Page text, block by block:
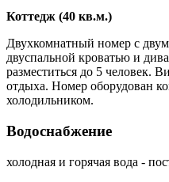
Коттедж (40 кв.м.)
Двухкомнатный номер с
двуспальной кроватью и
разместиться до 5 человек.
отдыха. Номер оборудован
холодильником.
Водоснабжение
холодная и горячая вода -